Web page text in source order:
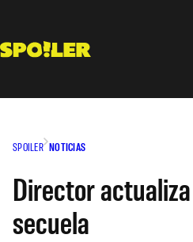
contenido
SPOILER NOTICIAS
Director
secuela